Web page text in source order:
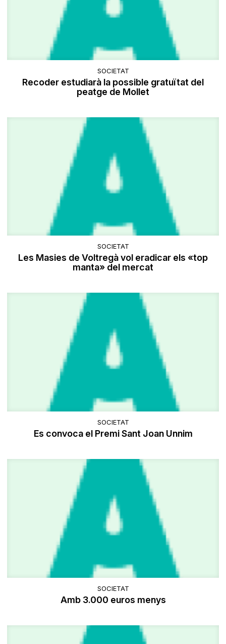
SOCIETAT
Recoder estudiarà la possible gratuïtat del
peatge de Mollet
SOCIETAT
Les Masies de Voltregà vol eradicar els «top
manta» del mercat
SOCIETAT
Es convoca el Premi Sant Joan Unnim
SOCIETAT
Amb 3.000 euros menys